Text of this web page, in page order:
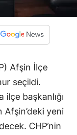
Afşin İlçe
seçildi.
başkanlığı
Afşin’deki yeni
CHP’nin